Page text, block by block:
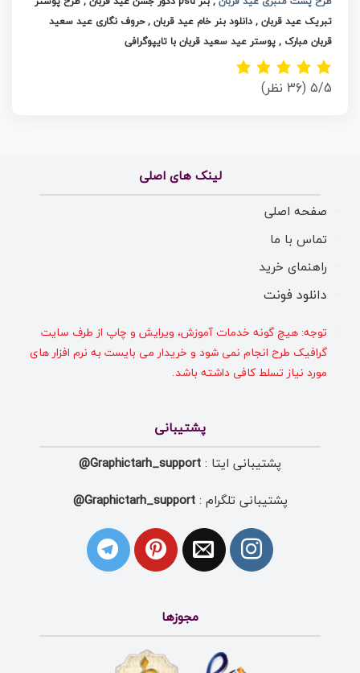
تبریک عید قربان , دانلود بنر خام عید قربان , حروف نگاری عید سعید
قربان مبارک , پوستر عید سعید قربان با تایپوگرافی
5/5 (36 نظر)
لینک های اصلی
صفحه اصلی
تماس با ما
راهنمای خرید
دانلود فونت
توجه: هیچ گونه خدمات آموزش، ویرایش و چاپ از طرف سایت
گرافیک طرح انجام نمی شود و خریدار می بایست به نرم افزار های
مورد نیاز تسلط کافی داشته باشد.
پشتیبانی
پشتیبانی ایتا : Graphictarh_support@
پشتیبانی تلگرام :Graphictarh_support@
مجوزها